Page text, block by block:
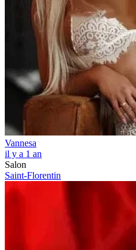
Vannesa
il y a 1 an
Salon
Saint-Florentin